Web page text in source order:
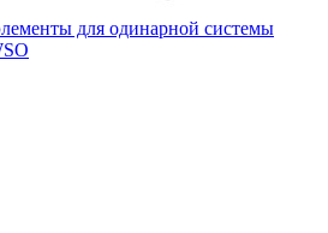
для одинарной системы